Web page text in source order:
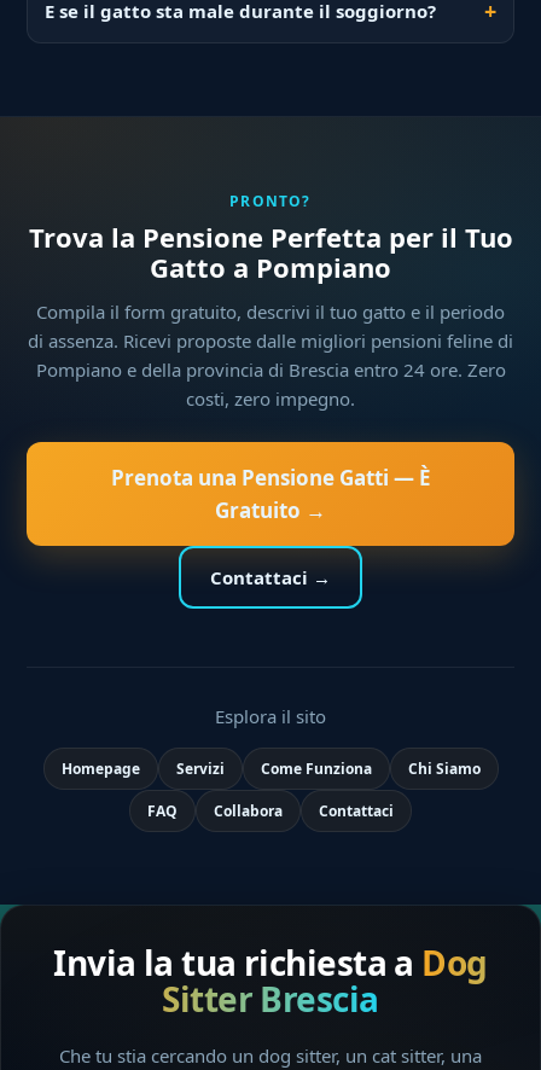
E se il gatto sta male durante il soggiorno?
PRONTO?
Trova la Pensione Perfetta per il Tuo
Gatto a Pompiano
Compila il form gratuito, descrivi il tuo gatto e il periodo
di assenza. Ricevi proposte dalle migliori pensioni feline di
Pompiano e della provincia di Brescia entro 24 ore. Zero
costi, zero impegno.
Prenota una Pensione Gatti — È
Gratuito →
Contattaci →
Esplora il sito
Homepage Servizi Come Funziona Chi Siamo
FAQ Collabora Contattaci
Invia la tua richiesta a Dog
Sitter Brescia
Che tu stia cercando un dog sitter, un cat sitter, una